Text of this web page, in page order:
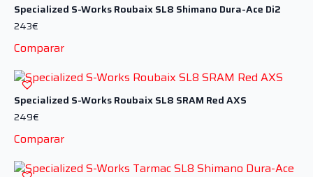
Specialized S-Works Roubaix SL8 Shimano Dura-Ace Di2
243€
Comparar
Specialized S-Works Roubaix SL8 SRAM Red AXS
249€
Comparar